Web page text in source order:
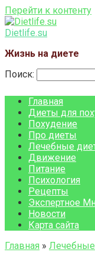
Перейти к контенту
Dietlife.su
Жизнь на диете
Поиск:
Главная
Диеты для
Похудение
Про диеты
Лечебные
Движение
Питание
Психология
Рецепты
Экспертное
Новости
Карта сайта
Главная »